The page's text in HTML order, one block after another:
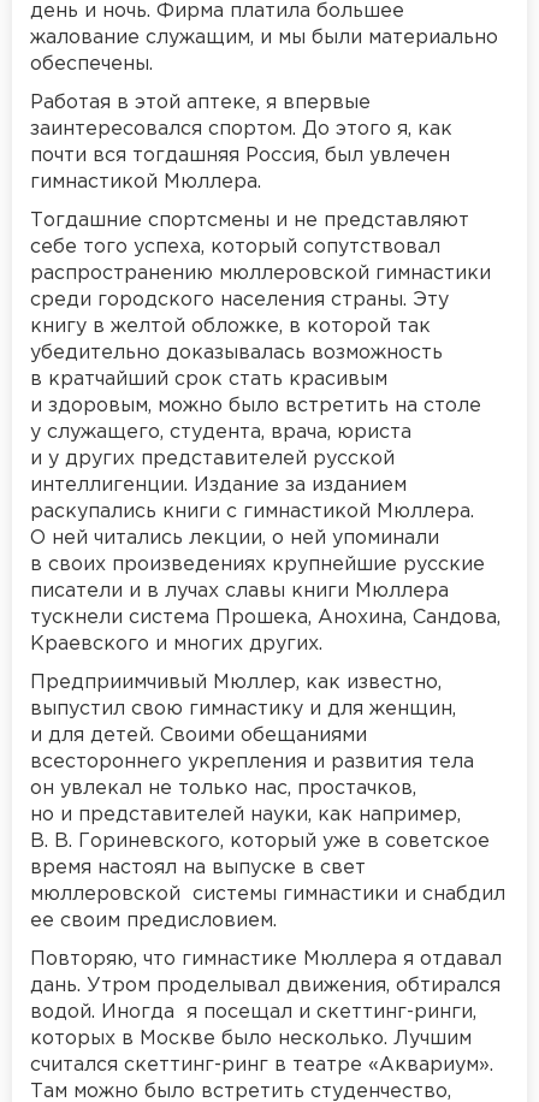
день и ночь. Фирма платила большее
жалование служащим, и мы были материально
обеспечены.
Работая в этой аптеке, я впервые
заинтересовался спортом. До этого я, как
почти вся тогдашняя Россия, был увлечен
гимнастикой Мюллера.
Тогдашние спортсмены и не представляют
себе того успеха, который сопутствовал
распространению мюллеровской гимнастики
среди городского населения страны. Эту
книгу в желтой обложке, в которой так
убедительно доказывалась возможность
в кратчайший срок стать красивым
и здоровым, можно было встретить на столе
у служащего, студента, врача, юриста
и у других представителей русской
интеллигенции. Издание за изданием
раскупались книги с гимнастикой Мюллера.
О ней читались лекции, о ней упоминали
в своих произведениях крупнейшие русские
писатели и в лучах славы книги Мюллера
тускнели система Прошека, Анохина, Сандова,
Краевского и многих других.
Предприимчивый Мюллер, как известно,
выпустил свою гимнастику и для женщин,
и для детей. Своими обещаниями
всестороннего укрепления и развития тела
он увлекал не только нас, простачков,
но и представителей науки, как например,
В. В. Гориневского, который уже в советское
время настоял на выпуске в свет
мюллеровской системы гимнастики и снабдил
ее своим предисловием.
Повторяю, что гимнастике Мюллера я отдавал
дань. Утром проделывал движения, обтирался
водой. Иногда я посещал и скеттинг-ринги,
которых в Москве было несколько. Лучшим
считался скеттинг-ринг в театре «Аквариум».
Там можно было встретить студенчество,